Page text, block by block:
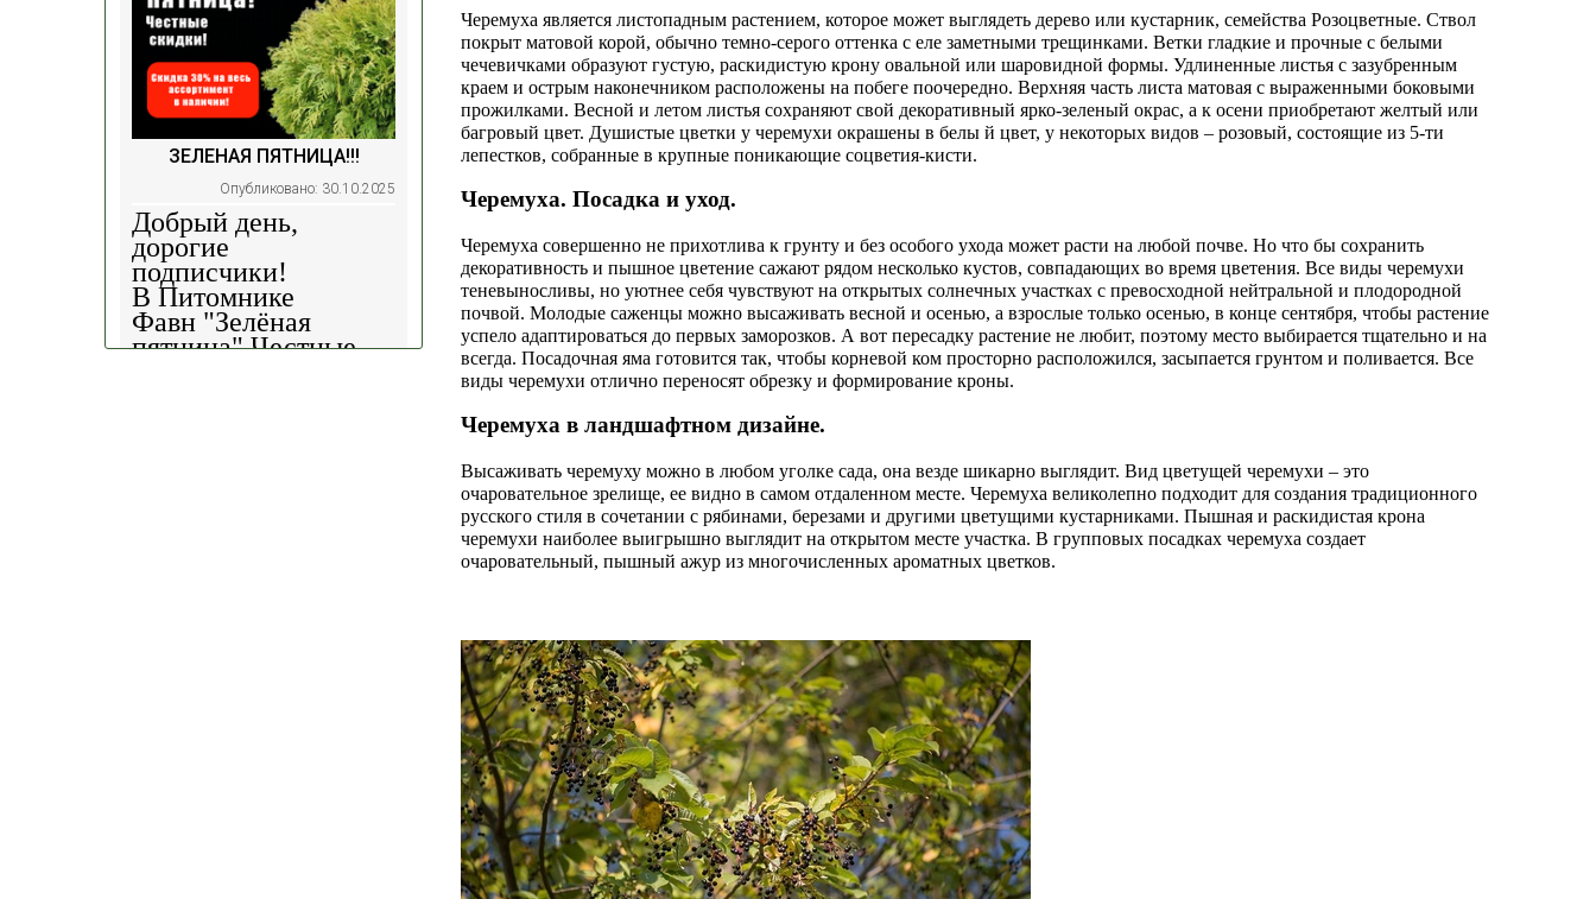
ЗЕЛЕНАЯ ПЯТНИЦА!!!
Опубликовано: 30.10.2025
Добрый день,
дорогие
подписчики!
В Питомнике
Фавн "Зелёная
пятница".Честные
Черемуха является листопадным растением, которое может выглядеть дерево или кустарник, семейства Розоцветные. Ствол
покрыт матовой корой, обычно темно-серого оттенка с еле заметными трещинками. Ветки гладкие и прочные с белыми
чечевичками образуют густую, раскидистую крону овальной или шаровидной формы. Удлиненные листья с зазубренным
краем и острым наконечником расположены на побеге поочередно. Верхняя часть листа матовая с выраженными боковыми
прожилками. Весной и летом листья сохраняют свой декоративный ярко-зеленый окрас, а к осени приобретают желтый или
багровый цвет. Душистые цветки у черемухи окрашены в белы й цвет, у некоторых видов – розовый, состоящие из 5-ти
лепестков, собранные в крупные поникающие соцветия-кисти.
Черемуха. Посадка и уход.
Черемуха совершенно не прихотлива к грунту и без особого ухода может расти на любой почве. Но что бы сохранить
декоративность и пышное цветение сажают рядом несколько кустов, совпадающих во время цветения. Все виды черемухи
теневыносливы, но уютнее себя чувствуют на открытых солнечных участках с превосходной нейтральной и плодородной
почвой. Молодые саженцы можно высаживать весной и осенью, а взрослые только осенью, в конце сентября, чтобы растение
успело адаптироваться до первых заморозков. А вот пересадку растение не любит, поэтому место выбирается тщательно и на
всегда. Посадочная яма готовится так, чтобы корневой ком просторно расположился, засыпается грунтом и поливается. Все
виды черемухи отлично переносят обрезку и формирование кроны.
Черемуха в ландшафтном дизайне.
Высаживать черемуху можно в любом уголке сада, она везде шикарно выглядит. Вид цветущей черемухи – это
очаровательное зрелище, ее видно в самом отдаленном месте. Черемуха великолепно подходит для создания традиционного
русского стиля в сочетании с рябинами, березами и другими цветущими кустарниками. Пышная и раскидистая крона
черемухи наиболее выигрышно выглядит на открытом месте участка. В групповых посадках черемуха создает
очаровательный, пышный ажур из многочисленных ароматных цветков.